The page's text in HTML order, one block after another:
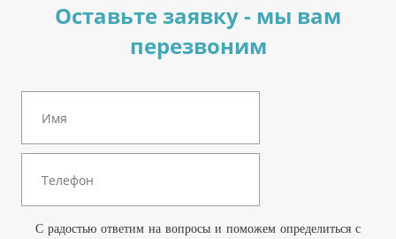
Оставьте заявку - мы вам
перезвоним
С радостью ответим на вопросы и поможем определиться с